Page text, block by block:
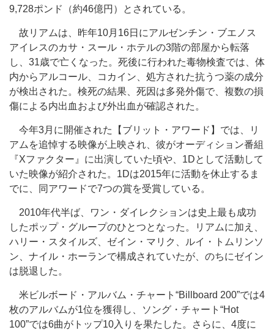
9,728ポンド（約46億円）とされている。
故リアムは、昨年10月16日にアルゼンチン・ブエノス
アイレスのカサ・スール・ホテルの3階の部屋から転落
し、31歳で亡くなった。死後に行われた毒物検査では、体
内からアルコール、コカイン、処方された抗うつ薬の成分
が検出された。検死の結果、死因は多発外傷で、複数の損
傷による内出血および外出血が確認された。
今年3月に開催された【ブリット・アワード】では、リ
アムを追悼する映像が上映され、彼がオーディション番組
『Xファクター』に出演していた頃や、1Dとして活動して
いた映像が紹介された。1Dは2015年に活動を休止するま
でに、同アワードで7つの賞を受賞している。
2010年代半ば、ワン・ダイレクションは史上最も成功
したポップ・グループのひとつとなった。リアムに加え、
ハリー・スタイルズ、ゼイン・マリク、ルイ・トムリンソ
ン、ナイル・ホーランで構成されていたが、のちにゼイン
は脱退した。
米ビルボード・アルバム・チャート“Billboard 200”では4
枚のアルバムが1位を獲得し、ソング・チャート“Hot
100”では6曲がトップ10入りを果たした。さらに、4度に